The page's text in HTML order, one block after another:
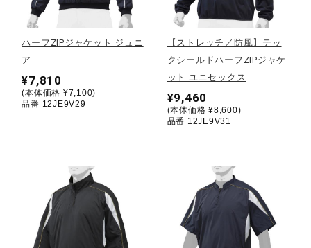
柔道
ワーキング
ライフスタイルグッズ
ハーフZIPジャケット ジュニ
ア
¥7,810
(本体価格 ¥7,100)
品番 12JE9V29
【ストレッチ／防風】テッ
クシールドハーフZIPジャケ
ット ユニセックス
¥9,460
(本体価格 ¥8,600)
品番 12JE9V31